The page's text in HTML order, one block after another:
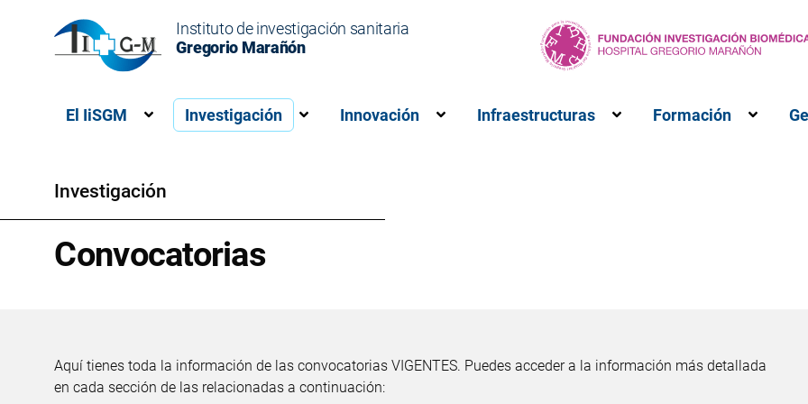
Instituto de investigación sanitaria
Gregorio Marañón
El IiSGM Muestra el submenú para “El IiSGM”
Investigación Muestra el submenú para “Investigación”
Innovación Muestra el submenú para “Innovación”
Infraestructuras Muestra el submenú
Formación
Investigación
Convocatorias
Aquí tienes toda la información de las convocatorias VIGENTES. Puedes acceder a la información más detallada
en cada sección de las relacionadas a continuación: